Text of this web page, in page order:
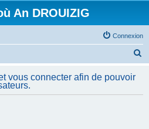
An DROUIZIG
Connexion
h
vous connecter afin de pouvoir